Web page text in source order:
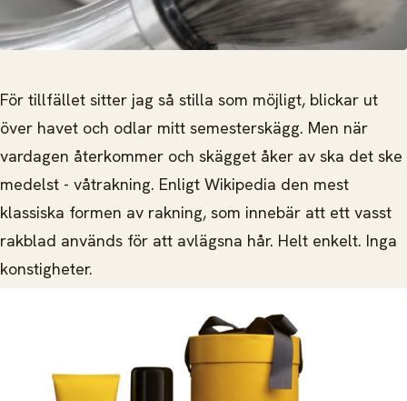
För tillfället sitter jag så stilla som möjligt, blickar ut
över havet och odlar mitt semesterskägg. Men när
vardagen återkommer och skägget åker av ska det ske
medelst - våtrakning. Enligt Wikipedia den mest
klassiska formen av rakning, som innebär att ett vasst
rakblad används för att avlägsna hår. Helt enkelt. Inga
konstigheter.